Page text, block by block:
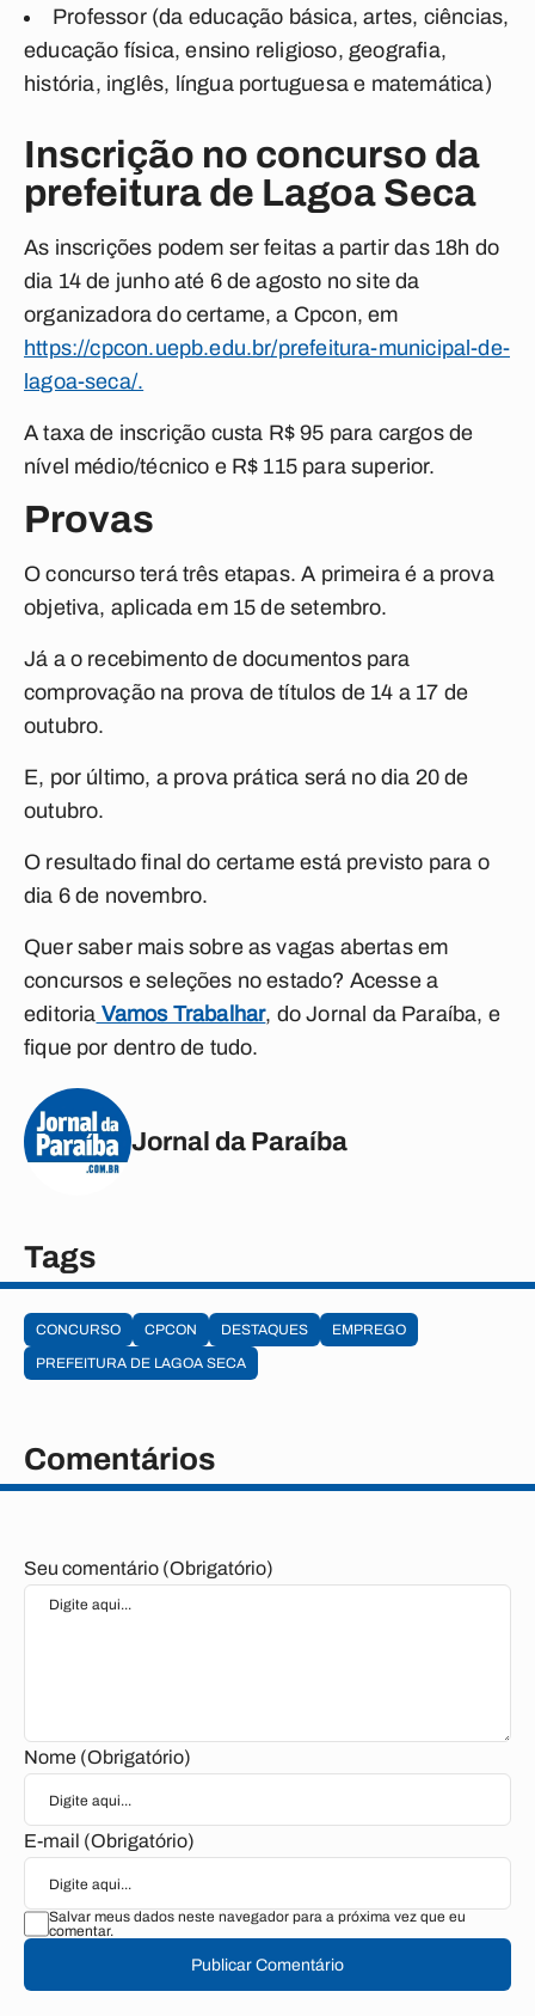
Professor (da educação básica, artes, ciências,
educação física, ensino religioso, geografia,
história, inglês, língua portuguesa e matemática)
Inscrição no concurso da
prefeitura de Lagoa Seca
As inscrições podem ser feitas a partir das 18h do
dia 14 de junho até 6 de agosto no site da
organizadora do certame, a Cpcon, em
https://cpcon.uepb.edu.br/prefeitura-municipal-de-
lagoa-seca/.
A taxa de inscrição custa R$ 95 para cargos de
nível médio/técnico e R$ 115 para superior.
Provas
O concurso terá três etapas. A primeira é a prova
objetiva, aplicada em 15 de setembro.
Já a o recebimento de documentos para
comprovação na prova de títulos de 14 a 17 de
outubro.
E, por último, a prova prática será no dia 20 de
outubro.
O resultado final do certame está previsto para o
dia 6 de novembro.
Quer saber mais sobre as vagas abertas em
concursos e seleções no estado? Acesse a
editoria Vamos Trabalhar, do Jornal da Paraíba, e
fique por dentro de tudo.
Jornal da Paraíba
Tags
CONCURSO CPCON DESTAQUES
EMPREGO
PREFEITURA DE LAGOA SECA
Comentários
Seu comentário (Obrigatório)
Nome (Obrigatório)
E-mail (Obrigatório)
Salvar meus dados neste navegador para a próxima vez que eu
comentar.
Publicar Comentário